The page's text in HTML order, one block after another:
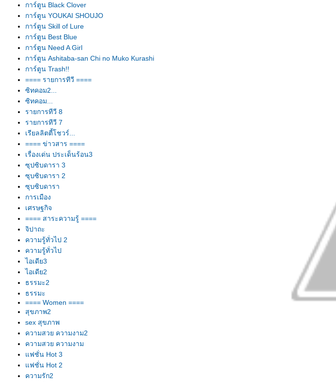
การ์ตูน Black Clover
การ์ตูน YOUKAI SHOUJO
การ์ตูน Skill of Lure
การ์ตูน Best Blue
การ์ตูน Need A Girl
การ์ตูน Ashitaba-san Chi no Muko Kurashi
การ์ตูน Trash!!
==== รายการทีวี ====
ซิทคอม2...
ซิทคอม...
รายการทีวี 8
รายการทีวี 7
เรียลลิตตี้โชวร์...
==== ข่าวสาร ====
เรื่องเด่น ประเด็นร้อน3
ซุปซิบดารา 3
ซุบซิบดารา 2
ซุบซิบดารา
การเมือง
เศรษฐกิจ
==== สาระความรู้ ====
จิปาถะ
ความรู้ทั่วไป 2
ความรู้ทั่วไป
ไอเดีย3
ไอเดีย2
ธรรมะ2
ธรรมะ
==== Women ====
สุขภาพ2
sex สุขภาพ
ความสวย ความงาม2
ความสวย ความงาม
ฟชั่น Hot 3
ฟชั่น Hot 2
ความรัก2